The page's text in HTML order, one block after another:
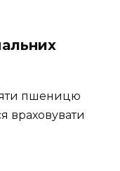
пшеницю
враховувати